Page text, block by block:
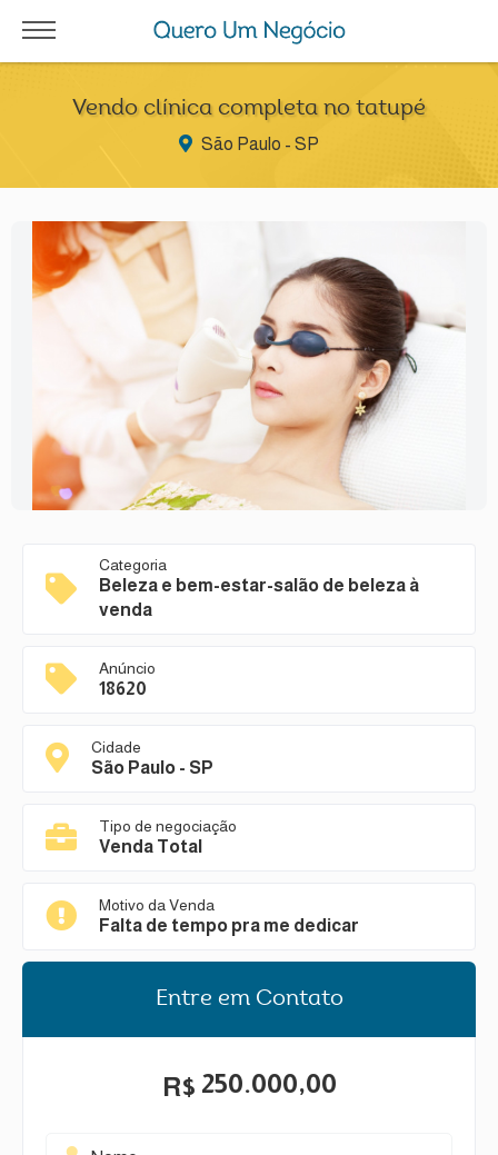
Vendo clínica completa no tatupé
São Paulo - SP
Categoria
Beleza e bem-estar-salão de beleza à
venda
Anúncio
18620
Cidade
São Paulo - SP
Tipo de negociação
Venda Total
Motivo da Venda
Falta de tempo pra me dedicar
Entre em Contato
R$ 250.000,00